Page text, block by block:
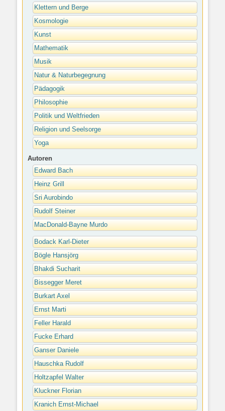
Klettern und Berge
Kosmologie
Kunst
Mathematik
Musik
Natur & Naturbegegnung
Pädagogik
Philosophie
Politik und Weltfrieden
Religion und Seelsorge
Yoga
Autoren
Edward Bach
Heinz Grill
Sri Aurobindo
Rudolf Steiner
MacDonald-Bayne Murdo
Bodack Karl-Dieter
Bögle Hansjörg
Bhakdi Sucharit
Bissegger Meret
Burkart Axel
Ernst Marti
Feller Harald
Fucke Erhard
Ganser Daniele
Hauschka Rudolf
Holtzapfel Walter
Kluckner Florian
Kranich Ernst-Michael